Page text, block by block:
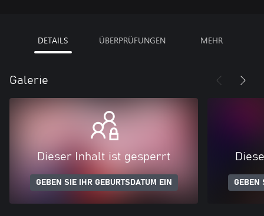
DETAILS ÜBERPRÜFUNGEN MEHR
Galerie
Dieser Inhalt ist gesperrt
GEBEN SIE IHR GEBURTSDATUM EIN GEBEN